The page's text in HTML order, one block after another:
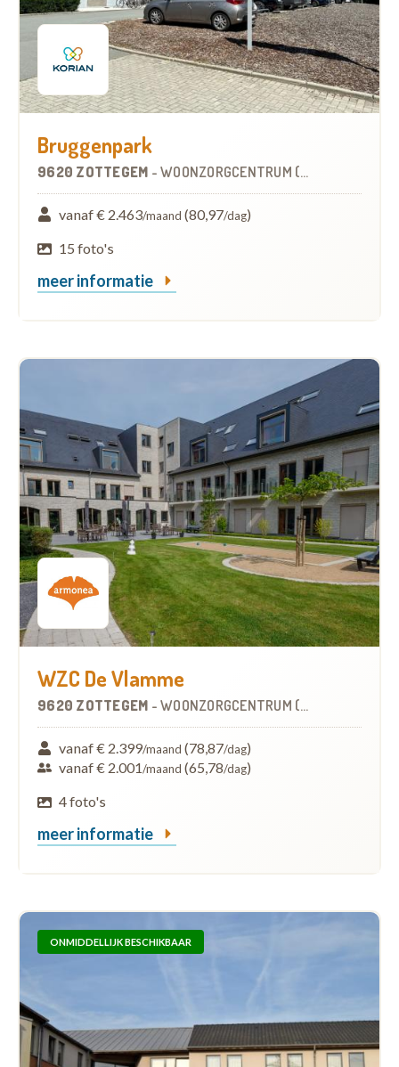
Bruggenpark
9620 ZOTTEGEM - WOONZORGCENTRUM (WZC)
vanaf € 2.463/maand (80,97/dag)
15 foto's
meer informatie
WZC De Vlamme
9620 ZOTTEGEM - WOONZORGCENTRUM (WZC)
vanaf € 2.399/maand (78,87/dag)
vanaf € 2.001/maand (65,78/dag)
4 foto's
meer informatie
ONMIDDELLIJK BESCHIKBAAR